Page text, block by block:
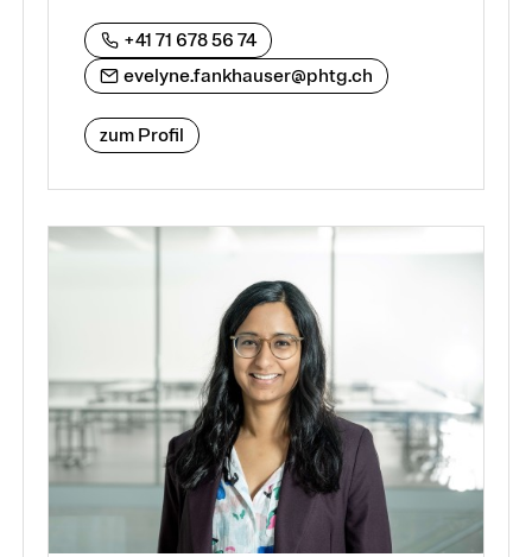
+41 71 678 56 74
evelyne.fankhauser@phtg.ch
zum Profil